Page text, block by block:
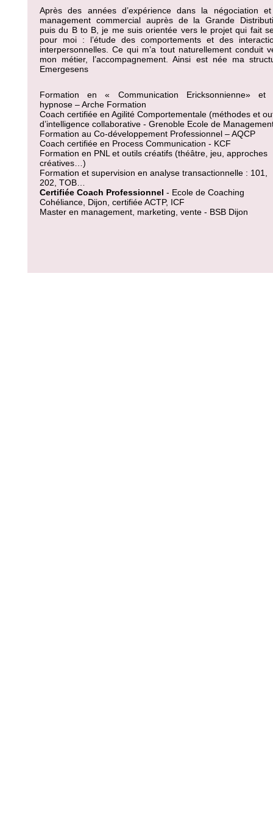
Après des années d’expérience dans la négociation
management commercial auprès de la Grande
puis du B to B, je me suis orientée vers le projet qui fait
pour moi : l’étude des comportements et des
interpersonnelles. Ce qui m’a tout naturellement conduit
mon métier, l’accompagnement. Ainsi est née ma
Emergesens
Formation en « Communication Ericksonnienne» et
hypnose – Arche Formation
Coach certifiée en Agilité Comportementale (méthodes et
d’intelligence collaborative - Grenoble Ecole de
Formation au Co-développement Professionnel – AQCP
Coach certifiée en Process Communication - KCF
Formation en PNL et outils créatifs (théâtre, jeu, approches
créatives…)
Formation et supervision en analyse transactionnelle : 101,
202, TOB…
Certifiée Coach Professionnel - Ecole de Coaching
Cohéliance, Dijon, certifiée ACTP, ICF
Master en management, marketing, vente - BSB Dijon